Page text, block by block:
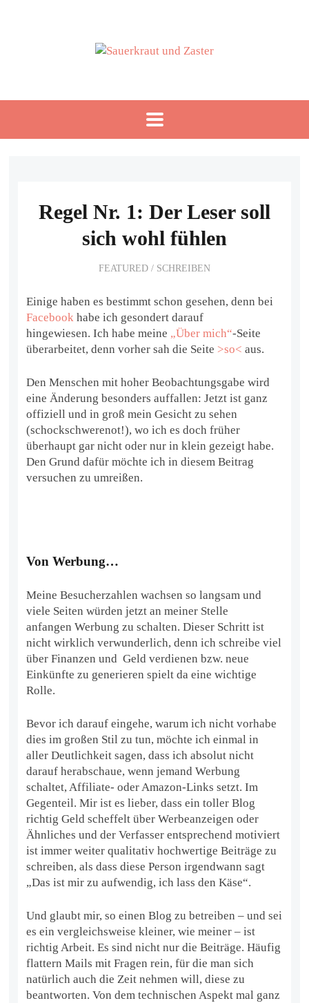
Regel Nr. 1: Der Leser soll
sich wohl fühlen
FEATURED / SCHREIBEN
Einige haben es bestimmt schon gesehen, denn bei
Facebookhabe ich gesondert darauf
hingewiesen. Ich habe meine „Über mich“-Seite
überarbeitet, denn vorher sah die Seite >so< aus.
Den Menschen mit hoher Beobachtungsgabe wird
eine Änderung besonders auffallen: Jetzt ist ganz
offiziell und in groß mein Gesicht zu sehen
(schockschwerenot!), wo ich es doch früher
überhaupt gar nicht oder nur in klein gezeigt habe.
Den Grund dafür möchte ich in diesem Beitrag
versuchen zu umreißen.
Von Werbung…
Meine Besucherzahlen wachsen so langsam und
viele Seiten würden jetzt an meiner Stelle
anfangen Werbung zu schalten. Dieser Schritt ist
nicht wirklich verwunderlich, denn ich schreibe viel
über Finanzen und Geld verdienen bzw. neue
Einkünfte zu generieren spielt da eine wichtige
Rolle.
Bevor ich darauf eingehe, warum ich nicht vorhabe
dies im großen Stil zu tun, möchte ich einmal in
aller Deutlichkeit sagen, dass ich absolut nicht
darauf herabschaue, wenn jemand Werbung
schaltet, Affiliate- oder Amazon-Links setzt. Im
Gegenteil. Mir ist es lieber, dass ein toller Blog
richtig Geld scheffelt über Werbeanzeigen oder
Ähnliches und der Verfasser entsprechend motiviert
ist immer weiter qualitativ hochwertige Beiträge zu
schreiben, als dass diese Person irgendwann sagt
„Das ist mir zu aufwendig, ich lass den Käse“.
Und glaubt mir, so einen Blog zu betreiben – und sei
es ein vergleichsweise kleiner, wie meiner – ist
richtig Arbeit. Es sind nicht nur die Beiträge. Häufig
flattern Mails mit Fragen rein, für die man sich
natürlich auch die Zeit nehmen will, diese zu
beantworten. Von dem technischen Aspekt mal ganz